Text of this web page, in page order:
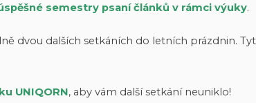
semestry psaní článků v rámci výuky.
dvou dalších setkáních do letních prázdnin.
UNIQORN, aby vám další setkání neuniklo!